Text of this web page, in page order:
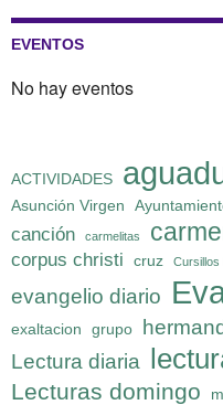
EVENTOS
No hay eventos
ACTIVIDADES
Asunción Virgen
canción carmelitas
corpus christi cruz Cursillos
evangelio diario
exaltacion grupo
Lectura diaria
Lecturas domingo